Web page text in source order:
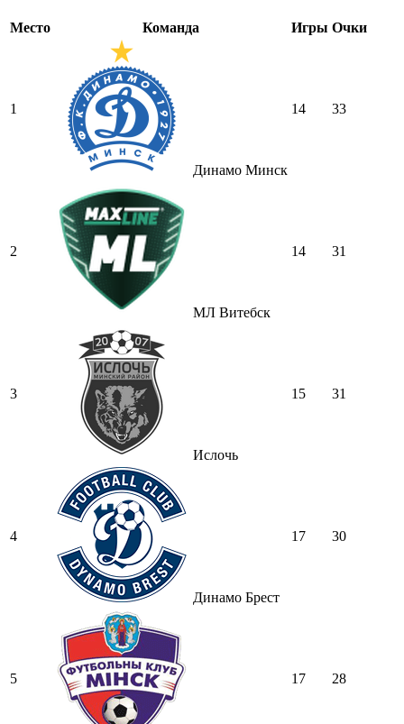
Место Команда Игры Очки
1
Динамо Минск
14 33
2
МЛ Витебск
14 31
3
Ислочь
15 31
4
Динамо Брест
17 30
5 17 28